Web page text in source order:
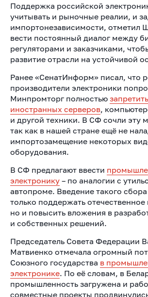
Поддержка российской
учитывать и рыночные реалии, и
импортонезависимости, отметил
вести постоянный диалог между
регуляторами и заказчиками,
развитие отрасли на устойчивой
Ранее «СенатИнформ» писал, что
производители электроники
Минпромторг полностью
иностранных серверов,
и другой техники. В СФ сочли эту
так как в нашей стране ещё не
импортозамещение некоторых
оборудования.
В СФ предлагают ввести
электронику– по аналогии с
автопроме. Введение такого
только поддержать
но и повысить вложения в
и собственных решений.
Председатель Совета Федерации
Матвиенко отмечала огромный
Союзного государства в
электронике. По её словам, в
промышленность загружена и
совместные проекты